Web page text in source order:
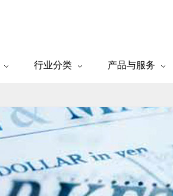
行业分类 产品与服务